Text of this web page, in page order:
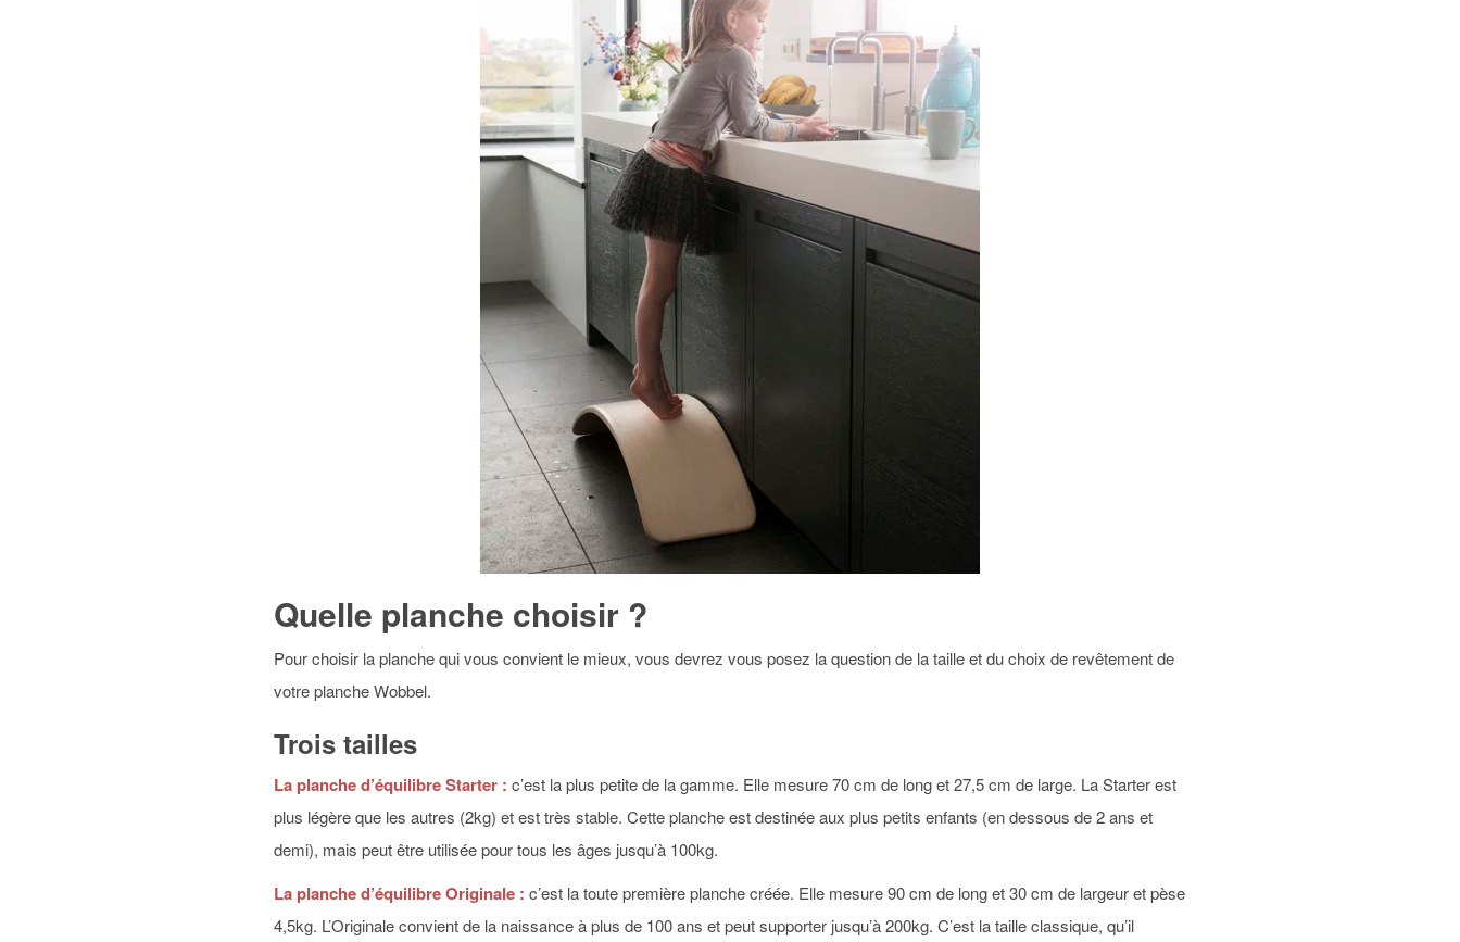
Quelle planche choisir ?
Pour choisir la planche qui vous convient le mieux, vous devrez vous posez la question de la taille et du choix de revêtement de
votre planche Wobbel.
Trois tailles
La planche d’équilibre Starter : c’est la plus petite de la gamme. Elle mesure 70 cm de long et 27,5 cm de large. La Starter est
plus légère que les autres (2kg) et est très stable. Cette planche est destinée aux plus petits enfants (en dessous de 2 ans et
demi), mais peut être utilisée pour tous les âges jusqu’à 100kg.
La planche d’équilibre Originale : c’est la toute première planche créée. Elle mesure 90 cm de long et 30 cm de largeur et pèse
4,5kg. L’Originale convient de la naissance à plus de 100 ans et peut supporter jusqu’à 200kg. C’est la taille classique, qu’il